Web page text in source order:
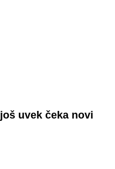
uvek čeka novi